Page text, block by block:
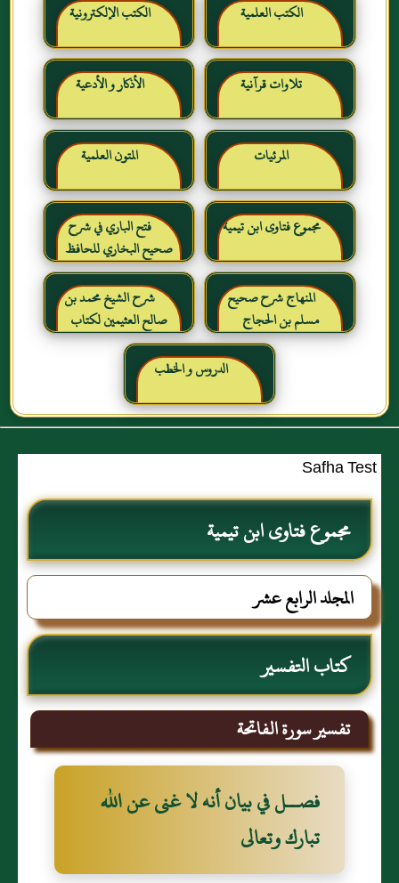
الكتب العلمية الكتب الإلكترونية
تلاوات قرآنية الأذكار و الأدعية
المرئيات المتون العلمية
مجموع فتاوى ابن تيمية
فتح الباري في شرح
صحيح البخاري للحافظ
ابن حجر العسقلاني
المنهاج شرح صحيح
مسلم بن الحجاج
شرح الشيخ محمد بن
صالح العثيمين لكتاب
رياض الصالحين للإمام
النووي رحمهم الله تعالىالدروس و الخطب
Safha Test
مجموع فتاوى ابن تيمية
المجلد الرابع عشر
كتاب التفسير
تفسير سورة الفاتحة
فصــل في بيان أنه لا غنى عن الله
تبارك وتعالى